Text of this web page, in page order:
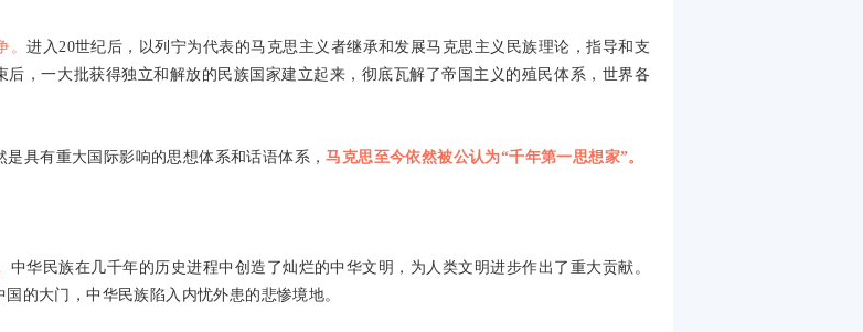
。进入20世纪后，以列宁为代表的马克思主义者继承和发展马克思主义民族理论，指导和支
，一大批获得独立和解放的民族国家建立起来，彻底瓦解了帝国主义的殖民体系，世界各
具有重大国际影响的思想体系和话语体系，马克思至今依然被公认为“千年第一思想家”。
中华民族在几千年的历史进程中创造了灿烂的中华文明，为人类文明进步作出了重大贡献。
的大门，中华民族陷入内忧外患的悲惨境地。